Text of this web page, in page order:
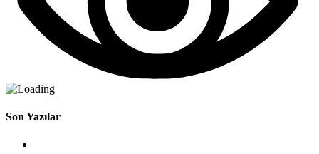
Son Yazılar